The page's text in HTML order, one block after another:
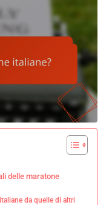
delle maratone
da quelle di altri